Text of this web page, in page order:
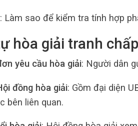
Làm sao để kiểm tra tính hợp
hòa giải tranh
yêu cầu hòa giải: Người dân
đồng hòa giải: Gồm đại diện
bên liên quan.